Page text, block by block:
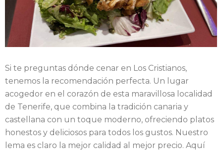
Si te preguntas dónde cenar en Los Cristianos,
tenemos la recomendación perfecta. Un lugar
acogedor en el corazón de esta maravillosa localidad
de Tenerife, que combina la tradición canaria y
castellana con un toque moderno, ofreciendo platos
honestos y deliciosos para todos los gustos. Nuestro
lema es claro la mejor calidad al mejor precio. Aquí